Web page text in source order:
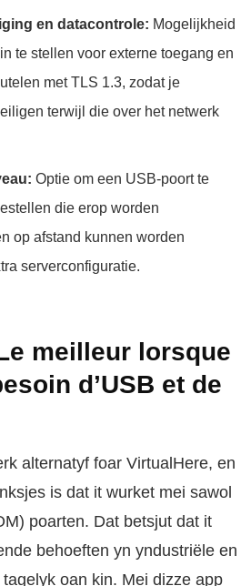
en datacontrole: Mogelijkheid
te stellen voor externe toegang en
met TLS 1.3, zodat je
terwijl die over het netwerk
Optie om een USB-poort te
die erop worden
op afstand kunnen worden
serverconfiguratie.
meilleur lorsque
d’USB et de
alternatyf foar VirtualHere, en
is dat it wurket mei sawol
poarten. Dat betsjut dat it
behoeften yn yndustriële en
oan kin. Mei dizze app